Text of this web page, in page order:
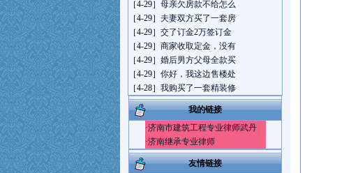
［4-29］ 母亲欠房款不给怎么
［4-29］ 夫妻双方买了一套房
［4-29］ 交了订金2万签订金
［4-29］ 商家收取定金，没有
［4-29］ 婚后男方父母全款买
［4-29］ 你好，我这边售楼处
［4-28］ 我购买了一套精装修
我的链接
·济南市建筑工程专业律师武丹
·济南继承专业律师
友情链接